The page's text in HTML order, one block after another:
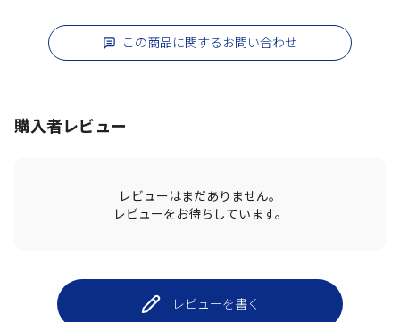
この商品に関するお問い合わせ
購入者レビュー
レビューはまだありません。
レビューをお待ちしています。
レビューを書く